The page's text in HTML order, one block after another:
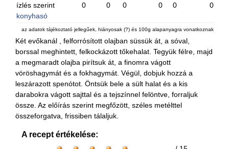
ízlés szerint
konyhasó
0 0 0 0 0 0
az adatok tájékoztató jellegűek, hiányosak (?) és 100g alapanyagra vonatkoznak
Két evőkanál , felforrósított olajban süssük át, a sóval,
borssal meghintett, felkockázott tőkehalat. Tegyük félre, majd
a megmaradt olajba pirítsuk át, a finomra vágott
vöröshagymát és a fokhagymát. Végül, dobjuk hozzá a
leszárazott spenótot. Öntsük bele a sült halat és a kis
darabokra vágott sajttal és a tejszínnel felöntve, forraljuk
össze. Az előírás szerint megfőzött, széles metélttel
összeforgatva, frissiben tálaljuk.
A recept értékelése: